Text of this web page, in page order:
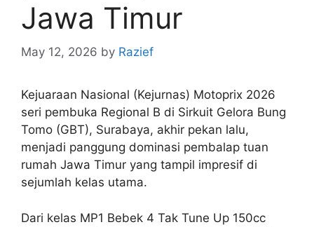
Jawa Timur
May 12, 2026 by Razief
Kejuaraan Nasional (Kejurnas) Motoprix 2026
seri pembuka Regional B di Sirkuit Gelora Bung
Tomo (GBT), Surabaya, akhir pekan lalu,
menjadi panggung dominasi pembalap tuan
rumah Jawa Timur yang tampil impresif di
sejumlah kelas utama.
Dari kelas MP1 Bebek 4 Tak Tune Up 150cc